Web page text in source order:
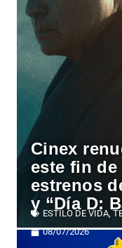
Cinex
este fin
estrenos
y “Día D:
ESTILO DE VIDA,
08/07/2026